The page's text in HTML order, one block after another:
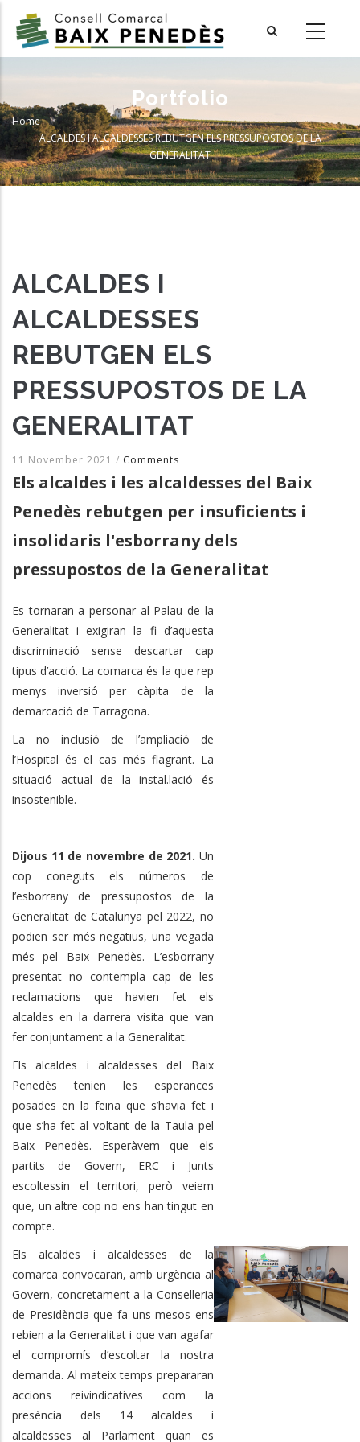
main
Portfolio
Breadcrumb
Home-
ALCALDES I ALCALDESSES REBUTGEN ELS PRESSUPOSTOS DE LA
GENERALITAT
ALCALDES I
ALCALDESSES
REBUTGEN ELS
PRESSUPOSTOS DE LA
GENERALITAT
11 November 2021 / Comments
Els alcaldes i les alcaldesses del Baix
Penedès rebutgen per insuficients i
insolidaris l'esborrany dels
pressupostos de la Generalitat
Es tornaran a personar al Palau de la
Generalitat i exigiran la fi d’aquesta
discriminació sense descartar cap
tipus d’acció. La comarca és la que rep
menys inversió per càpita de la
demarcació de Tarragona.
La no inclusió de l’ampliació de
l’Hospital és el cas més flagrant. La
situació actual de la instal.lació és
insostenible.
Dijous 11 de novembre de 2021. Un
cop coneguts els números de
l’esborrany de pressupostos de la
Generalitat de Catalunya pel 2022, no
podien ser més negatius, una vegada
més pel Baix Penedès. L’esborrany
presentat no contempla cap de les
reclamacions que havien fet els
alcaldes en la darrera visita que van
fer conjuntament a la Generalitat.
Els alcaldes i alcaldesses del Baix
Penedès tenien les esperances
posades en la feina que s’havia fet i
que s’ha fet al voltant de la Taula pel
Baix Penedès. Esperàvem que els
partits de Govern, ERC i Junts
escoltessin el territori, però veiem
que, un altre cop no ens han tingut en
compte.
Els alcaldes i alcaldesses de la
comarca convocaran, amb urgència al
Govern, concretament a la Conselleria
de Presidència que fa uns mesos ens
rebien a la Generalitat i que van agafar
el compromís d’escoltar la nostra
demanda. Al mateix temps prepararan
accions reivindicatives com la
presència dels 14 alcaldes i
alcaldesses al Parlament quan es